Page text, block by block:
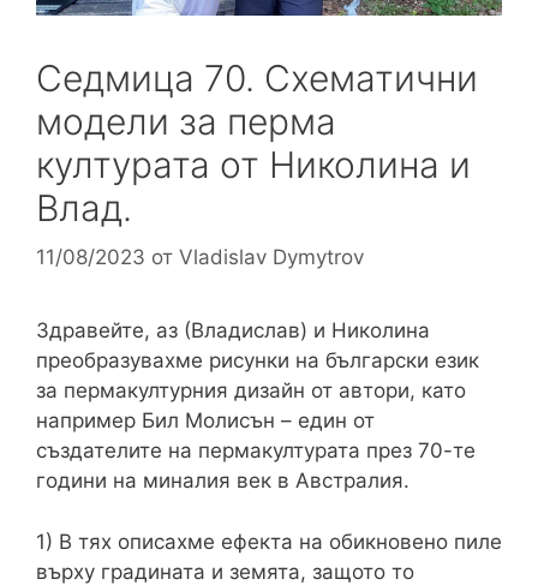
Седмица 70. Схематични
модели за перма
културата от Николина и
Влад.
11/08/2023 от Vladislav Dymytrov
Здравейте, аз (Владислав) и Николина
преобразувахме рисунки на български език
за пермакултурния дизайн от автори, като
например Бил Молисън – един от
създателите на пермакултурата през 70-те
години на миналия век в Австралия.
1) В тях описахме ефекта на обикновено пиле
върху градината и земята, защото то